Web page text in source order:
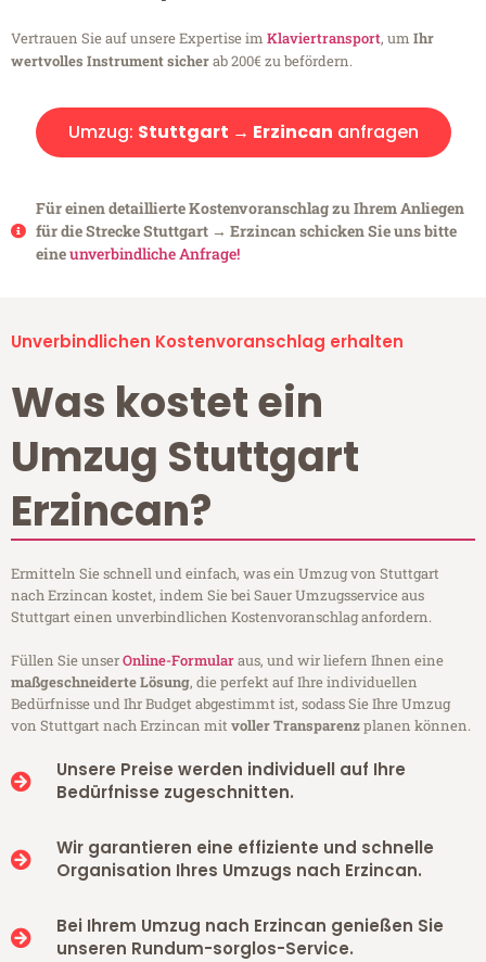
Vertrauen Sie auf unsere Expertise im Klaviertransport, um Ihr
wertvolles Instrument sicherab 200€ zu befördern.
Umzug: Stuttgart → Erzincan anfragen
Für einen detaillierte Kostenvoranschlag zu Ihrem Anliegen
für die Strecke Stuttgart → Erzincan schicken Sie uns bitte
eineunverbindliche Anfrage!
Unverbindlichen Kostenvoranschlag erhalten
Was kostet ein
Umzug Stuttgart
Erzincan?
Ermitteln Sie schnell und einfach, was ein Umzug von Stuttgart
nach Erzincan kostet, indem Sie bei Sauer Umzugsservice aus
Stuttgart einen unverbindlichen Kostenvoranschlag anfordern.
Füllen Sie unserOnline-Formularaus, und wir liefern Ihnen eine
maßgeschneiderte Lösung, die perfekt auf Ihre individuellen
Bedürfnisse und Ihr Budget abgestimmt ist, sodass Sie Ihre Umzug
von Stuttgart nach Erzincan mitvoller Transparenzplanen können.
Unsere Preise werden individuell auf Ihre
Bedürfnisse zugeschnitten.
Wir garantieren eine effiziente und schnelle
Organisation Ihres Umzugs nach Erzincan.
Bei Ihrem Umzug nach Erzincan genießen Sie
unseren Rundum-sorglos-Service.